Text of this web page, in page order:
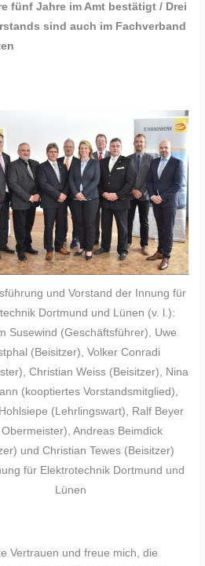
fünf Jahre im Amt bestätigt / Drei
sind auch im Fachverband
und Vorstand der Innung für
Dortmund und Lünen (v. l.):
Susewind (Geschäftsführer), Uwe
(Beisitzer), Volker Conradi
Christian Weiss (Beisitzer), Nina
(kooptiertes Vorstandsmitglied),
(Lehrlingswart), Ralf Beyer
Obermeister), Andreas Beimdick
und Christian Tewes (Beisitzer)
für Elektrotechnik Dortmund und
Lünen
Vertrauen und freue mich, die